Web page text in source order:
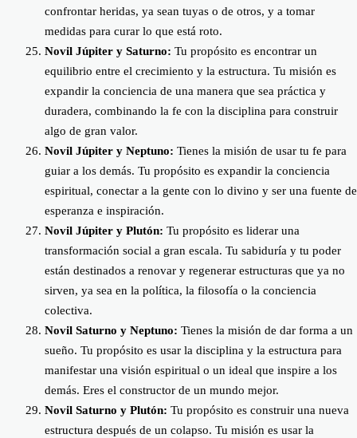
confrontar heridas, ya sean tuyas o de otros, y a tomar
medidas para curar lo que está roto.
Novil Júpiter y Saturno: Tu propósito es encontrar un
equilibrio entre el crecimiento y la estructura. Tu misión es
expandir la conciencia de una manera que sea práctica y
duradera, combinando la fe con la disciplina para construir
algo de gran valor.
Novil Júpiter y Neptuno: Tienes la misión de usar tu fe para
guiar a los demás. Tu propósito es expandir la conciencia
espiritual, conectar a la gente con lo divino y ser una fuente de
esperanza e inspiración.
Novil Júpiter y Plutón: Tu propósito es liderar una
transformación social a gran escala. Tu sabiduría y tu poder
están destinados a renovar y regenerar estructuras que ya no
sirven, ya sea en la política, la filosofía o la conciencia
colectiva.
Novil Saturno y Neptuno: Tienes la misión de dar forma a un
sueño. Tu propósito es usar la disciplina y la estructura para
manifestar una visión espiritual o un ideal que inspire a los
demás. Eres el constructor de un mundo mejor.
Novil Saturno y Plutón: Tu propósito es construir una nueva
estructura después de un colapso. Tu misión es usar la